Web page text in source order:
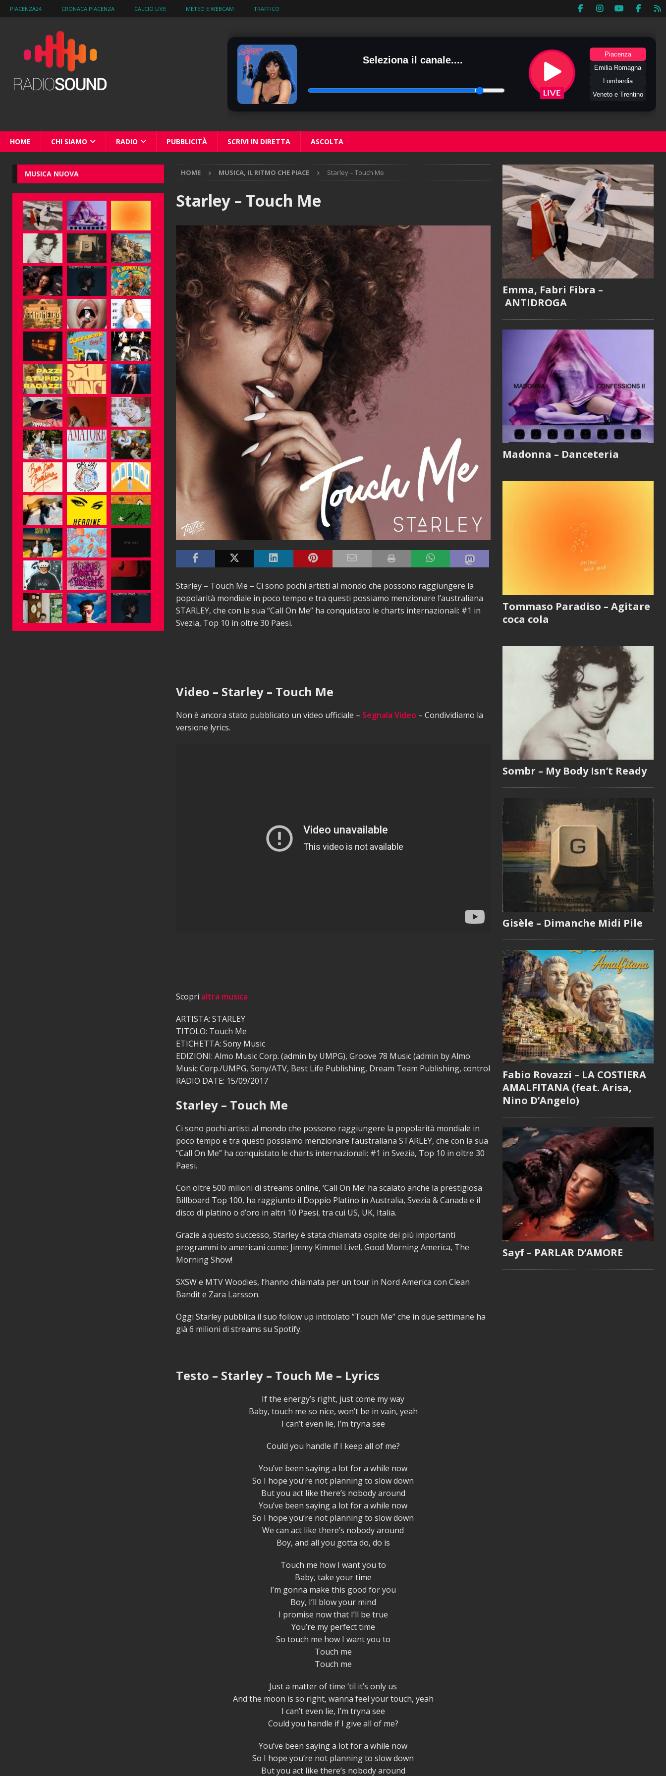
PIACENZA24 CRONACA PIACENZA CALCIO LIVE METEO E WEBCAM TRAFFICO
Seleziona il canale....
Piacenza
Emilia Romagna
Lombardia
Veneto e Trentino
HOME CHI SIAMO RADIO PUBBLICITÀ SCRIVI IN DIRETTA ASCOLTA
HOME MUSICA, IL RITMO CHE PIACE Starley – Touch Me
Starley – Touch Me
Starley – Touch Me – Ci sono pochi artisti al mondo che possono raggiungere la
popolarità mondiale in poco tempo e tra questi possiamo menzionare l’australiana
STARLEY, che con la sua “Call On Me” ha conquistato le charts internazionali: #1 in
Svezia, Top 10 in oltre 30 Paesi.
Video – Starley – Touch Me
Non è ancora stato pubblicato un video ufficiale – Segnala Video – Condividiamo la
versione lyrics.
Scopri altra musica
ARTISTA: STARLEY
TITOLO: Touch Me
ETICHETTA: Sony Music
EDIZIONI: Almo Music Corp. (admin by UMPG), Groove 78 Music (admin by Almo
Music Corp./UMPG, Sony/ATV, Best Life Publishing, Dream Team Publishing, control
RADIO DATE: 15/09/2017
Starley – Touch Me
Ci sono pochi artisti al mondo che possono raggiungere la popolarità mondiale in
poco tempo e tra questi possiamo menzionare l’australiana STARLEY, che con la sua
“Call On Me” ha conquistato le charts internazionali: #1 in Svezia, Top 10 in oltre 30
Paesi.
Con oltre 500 milioni di streams online, ‘Call On Me’ ha scalato anche la prestigiosa
Billboard Top 100, ha raggiunto il Doppio Platino in Australia, Svezia & Canada e il
disco di platino o d’oro in altri 10 Paesi, tra cui US, UK, Italia.
Grazie a questo successo, Starley è stata chiamata ospite dei più importanti
programmi tv americani come: Jimmy Kimmel Live!, Good Morning America, The
Morning Show!
SXSW e MTV Woodies, l’hanno chiamata per un tour in Nord America con Clean
Bandit e Zara Larsson.
Oggi Starley pubblica il suo follow up intitolato ”Touch Me” che in due settimane ha
già 6 milioni di streams su Spotify.
Testo – Starley – Touch Me – Lyrics
If the energy’s right, just come my way
Baby, touch me so nice, won’t be in vain, yeah
I can’t even lie, I’m tryna see
Could you handle if I keep all of me?
You’ve been saying a lot for a while now
So I hope you’re not planning to slow down
But you act like there’s nobody around
You’ve been saying a lot for a while now
So I hope you’re not planning to slow down
We can act like there’s nobody around
Boy, and all you gotta do, do is
Touch me how I want you to
Baby, take your time
I’m gonna make this good for you
Boy, I’ll blow your mind
I promise now that I’ll be true
You’re my perfect time
So touch me how I want you to
Touch me
Touch me
Just a matter of time ‘til it’s only us
And the moon is so right, wanna feel your touch, yeah
I can’t even lie, I’m tryna see
Could you handle if I give all of me?
You’ve been saying a lot for a while now
So I hope you’re not planning to slow down
But you act like there’s nobody around
MUSICA NUOVA
Emma, Fabri Fibra –
ANTIDROGA
Madonna – Danceteria
Tommaso Paradiso – Agitare
coca cola
Sombr – My Body Isn’t Ready
Gisèle – Dimanche Midi Pile
Fabio Rovazzi – LA COSTIERA
AMALFITANA (feat. Arisa,
Nino D’Angelo)
Sayf – PARLAR D’AMORE